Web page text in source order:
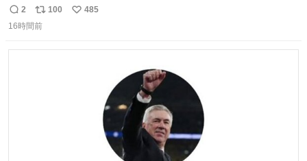
る。どこまで売り物でどこから私物か不明なごちゃごちゃ
の店内には埼玉自虐習字がずらり。日替わり謎汁の試食や
を生んだ町、強すぎる。
返
信
2
リ
ポ
100
い
485
16時間前